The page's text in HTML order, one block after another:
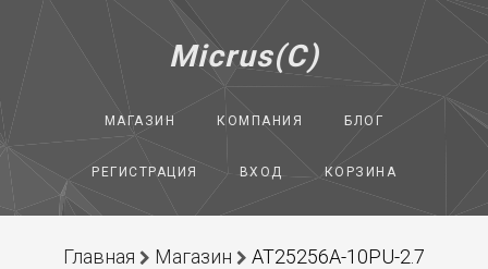
Micrus(C)
МАГАЗИН КОМПАНИЯ БЛОГ
РЕГИСТРАЦИЯ ВХОД КОРЗИНА
Главная Магазин
AT25256A-10PU-2.7